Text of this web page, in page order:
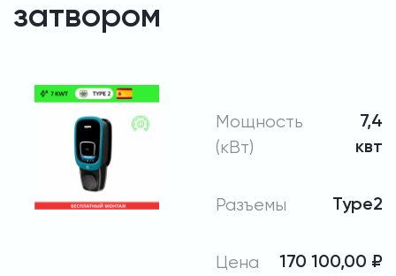
затвором
Мощность
(кВт)
7,4
квт
Разъемы Type2
Цена 170 100,00 ₽